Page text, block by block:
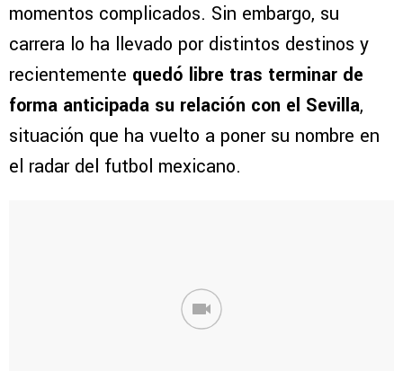
momentos complicados. Sin embargo, su
carrera lo ha llevado por distintos destinos y
recientemente quedó libre tras terminar de
forma anticipada su relación con el Sevilla,
situación que ha vuelto a poner su nombre en
el radar del futbol mexicano.